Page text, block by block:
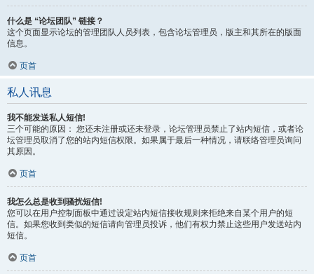
什么是 “论坛团队” 链接？
这个页面显示论坛的管理团队人员列表，包含论坛管理员，版主和其所在的版面
信息。
页首
私人讯息
我不能发送私人短信!
三个可能的原因： 您还未注册或还未登录，论坛管理员禁止了站内短信，或者论
坛管理员取消了您的站内短信权限。如果属于最后一种情况，请联络管理员询问
其原因。
页首
我怎么总是收到骚扰短信!
您可以在用户控制面板中通过设定站内短信接收规则来拒绝来自某个用户的短
信。如果您收到类似的短信请向管理员投诉，他们有权力禁止这些用户发送站内
短信。
页首